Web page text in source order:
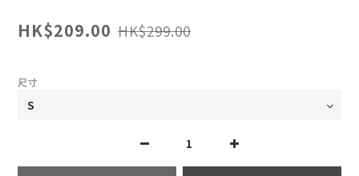
HK$209.00 HK$299.00
尺寸